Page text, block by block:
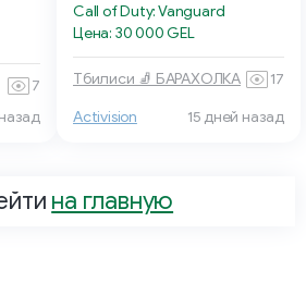
7
Call of Duty: Vanguard
Цена: 30 000 GEL
Тбилиси 🧦 БАРАХОЛКА 17
Activision 15 дней назад
на главную